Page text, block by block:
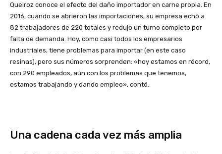
Queiroz conoce el efecto del daño importador en carne propia. En
2016, cuando se abrieron las importaciones, su empresa echó a
82 trabajadores de 220 totales y redujo un turno completo por
falta de demanda. Hoy, como casi todos los empresarios
industriales, tiene problemas para importar (en este caso
resinas), pero sus números sorprenden: «hoy estamos en récord,
con 290 empleados, aún con los problemas que tenemos,
estamos trabajando y dando empleo», contó.
Una cadena cada vez más amplia